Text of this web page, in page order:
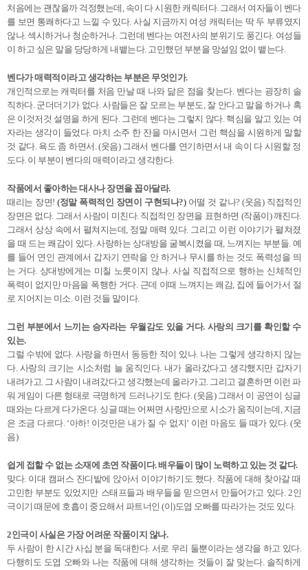
처음에는 괜찮을까 걱정했는데, 속이 다 시원한 캐릭터다. 그래서 여자들이 벤다
를 보면 통쾌하다고 느낄 수 있다. 사실 지금까지 여성 캐릭터는 딱 두 부류였지
않나. 섹시하거나 청순하거나. 그런데 벤다는 여전사의 분위기도 풍긴다. 여성들
이 하고 싶은 말을 당당하게 내뱉는다. 고민했던 부분을 망설임 없이 뱉는다.
벤다가 매력적이라고 생각하는 부분은 무엇인가.
개인적으로는 캐릭터를 처음 만날 때 나와 닮은 점을 찾는다. 벤다는 굉장히 솔
직하다. 군더더기가 없다. 사람들은 잘 모르는 부분도, 잘 안다고 말을 하거나 혹
은 이것저것 설명을 하게 된다. 그런데 벤다는 그렇지 않다. 핵심을 알고 있는 여
자라는 생각이 들었다. 마치 소주 한 잔을 마시면서 그런 핵심을 시원하게 말할
것 같다. 욕도 좀 하면서. (웃음) 그래서 벤다를 연기하면서 내 속이 다 시원할 정
도다. 이 부분이 벤다의 매력이라고 생각한다.
작품에서 좋아하는 대사나 장면을 꼽아달라.
때리는 장면!(정말 폭력적인 장면이 구현되나?)어떨 것 같나? (웃음) 직접적인
장면은 없다. 그래서 사람이 미친다. 직접적인 장면을 표현하면 (작품이) 깨진다.
그래서 상상 속에서 펼쳐지는데, 정말 매력 있다. 그리고 이런 이야기가 펼쳐졌
을 때 드는 쾌감이 있다. 사랑하는 상대방을 굴복시켰을 때, 느껴지는 부분들. 예
를 들어 연인 관계에서 갑자기 연락을 안 하거나 무시를 하는 것도 폭력성을 띄
는 거다. 상대방에게는 미칠 노릇이지 않나. 사실 직접적으로 행하는 신체적인
폭력이 없지만 마음을 폭행한 거다. 근데 이때 느껴지는 쾌감, 집에 들어가서 절
로 지어지는 미소. 이런 것들 말이다.
그런 부분에서 느끼는 승자라는 우월감도 있을 거다. 사랑의 크기를 확인할 수
있는.
그럴 수밖에 없다. 사랑을 하면서 동등한 적이 있나. 나는 그렇게 생각하지 않는
다. 사랑의 크기는 시소처럼 늘 움직인다. 내가 올라갔다고 생각했지만 갑자기
내려가고. 그 사람이 내려갔다고 생각했는데 올라가고. 그리고 결혼하면 이런 파
워 게임이 다른 형태로 극명하게 드러나기도 한다. (웃음) 그래서 이 공연이 싱글
때와는 다르게 다가온다. 싱글 때는 어쩌면 사랑만으로 시소가 움직이는데, 지금
은 조금 다르다. ‘아하! 이것만은 내가 질 수 없지’ 이런 마음도 들 때가 있다. (웃
음)
쉽게 접할 수 없는 소재에 초연 작품이다. 배우들이 많이 노력하고 있는 것 같다.
맞다. 이대 캠퍼스 잔디밭에 앉아서 이야기하기도 했다. 작품에 대해 찾아갈 때
고민한 부분도 있었지만 스태프들과 배우들을 믿으면서 만들어가고 있다. 2인
극이기 때문에 호흡이 중요해서 파트너인 (이)도엽 오빠를 따라가는 것도 있다.
2인극이 사실은 가장 어려운 작품이지 않나.
두 사람이 한 시간 사십 분을 독대한다. 서로 우리 둘뿐이라는 생각을 하고 있다.
다행히도 도엽 오빠와 나는 작품에 대해 생각하는 것들이 잘 맞는다. 솔직하게